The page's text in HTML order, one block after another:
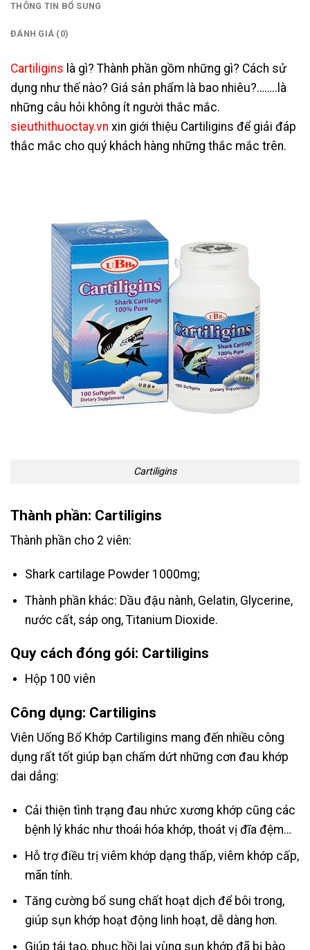
THÔNG TIN BỔ SUNG
ĐÁNH GIÁ (0)
Cartiligins là gì? Thành phần gồm những gì? Cách sử
dụng như thế nào? Giá sản phẩm là bao nhiêu?……..là
những câu hỏi không ít người thắc mắc.
sieuthithuoctay.vn xin giới thiệu Cartiligins để giải đáp
thắc mắc cho quý khách hàng những thắc mắc trên.
Cartiligins
Thành phần: Cartiligins
Thành phần cho 2 viên:
Shark cartilage Powder 1000mg;
Thành phần khác: Dầu đậu nành, Gelatin, Glycerine,
nước cất, sáp ong, Titanium Dioxide.
Quy cách đóng gói: Cartiligins
Hộp 100 viên
Công dụng: Cartiligins
Viên Uống Bổ Khớp Cartiligins mang đến nhiều công
dụng rất tốt giúp bạn chấm dứt những cơn đau khớp
dai dẳng:
Cải thiện tình trạng đau nhức xương khớp cũng các
bệnh lý khác như thoái hóa khớp, thoát vị đĩa đệm…
Hỗ trợ điều trị viêm khớp dạng thấp, viêm khớp cấp,
mãn tính.
Tăng cường bổ sung chất hoạt dịch để bôi trong,
giúp sụn khớp hoạt động linh hoạt, dễ dàng hơn.
Giúp tái tạo, phục hồi lại vùng sụn khớp đã bị bào